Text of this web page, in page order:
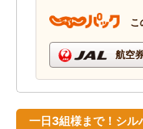
こ
航空
一日3組様まで！シル